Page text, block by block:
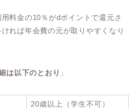
料金の10％がdポイントで還元さ
れば年会費の元が取りやすくなり
は以下のとおり 」
20歳以上（学生不可）